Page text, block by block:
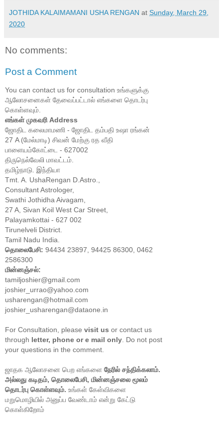
JOTHIDA KALAIMAMANI USHA RENGAN at Sunday, March 29,
2020
No comments:
Post a Comment
You can contact us for consultation உங்களுக்கு
ஆலோசனைகள் தேவைப்பட்டால் எங்களை தொடர்பு
கொள்ளவும்.
எங்கள் முகவரி Address
ஜோதிட கலைமாமணி - ஜோதிட தம்பதி உஷா ரங்கன்
27 A (மேல்மாடி) சிவன் மேற்கு ரத வீதி
பாளையம்கோட்டை - 627002
திருநெல்வேலி மாவட்டம்.
தமிழ்நாடு. இந்தியா
Tmt. A. UshaRengan D.Astro.,
Consultant Astrologer,
Swathi Jothidha Aivagam,
27 A, Sivan Koil West Car Street,
Palayamkottai - 627 002
Tirunelveli District.
Tamil Nadu India.
தொலைபேசி: 94434 23897, 94425 86300, 0462
2586300
மின்னஞ்சல்:
tamiljoshier@gmail.com
joshier_urrao@yahoo.com
usharengan@hotmail.com
joshier_usharengan@dataone.in
For Consultation, please visit us or contact us
through letter, phone or e mail only . Do not post
your questions in the comment.
ஜாதக ஆலோசனை பெற எங்களை நேரில் சந்திக்கலாம்.
அல்லது கடிதம், தொலைபேசி, மின்னஞ்சலை மூலம்
தொடர்பு கொள்ளவும். உங்கள் கேள்விகளை
மறுமொழியில் அனுப்ப வேண்டாம் என்று கேட்டு
கொள்கிறோம்